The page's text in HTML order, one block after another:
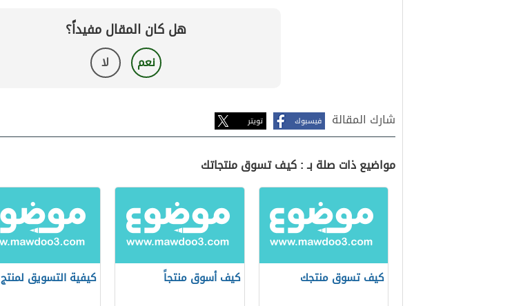
هل كان المقال مفيداً؟
نعم لا
شارك المقالة فيسبوك تويتر
مواضيع ذات صلة بـ : كيف تسوق منتجاتك
كيف تسوق منتجك كيف أسوق منتجاً كيفية التسويق لمنتج